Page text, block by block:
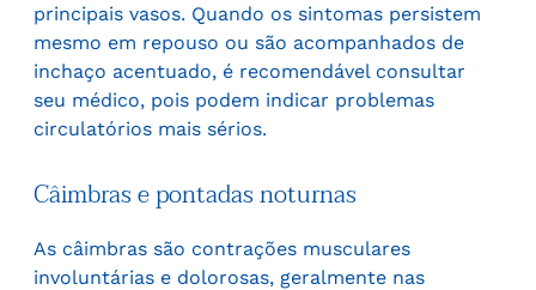
principais vasos. Quando os sintomas persistem
mesmo em repouso ou são acompanhados de
inchaço acentuado, é recomendável consultar
seu médico, pois podem indicar problemas
circulatórios mais sérios.
Câimbras e pontadas noturnas
As câimbras são contrações musculares
involuntárias e dolorosas, geralmente nas